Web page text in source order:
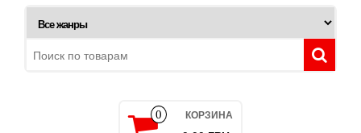
0 КОРЗИНА